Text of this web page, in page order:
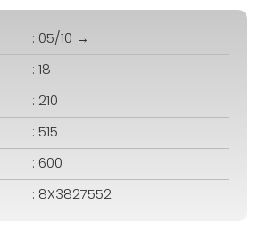
: 05/10 →
: 18
: 210
: 515
: 600
: 8X3827552